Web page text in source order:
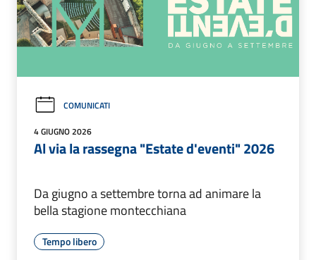
COMUNICATI
4 GIUGNO 2026
Al via la rassegna "Estate d'eventi" 2026
Da giugno a settembre torna ad animare la
bella stagione montecchiana
Tempo libero